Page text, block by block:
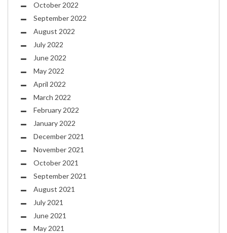
October 2022
September 2022
August 2022
July 2022
June 2022
May 2022
April 2022
March 2022
February 2022
January 2022
December 2021
November 2021
October 2021
September 2021
August 2021
July 2021
June 2021
May 2021